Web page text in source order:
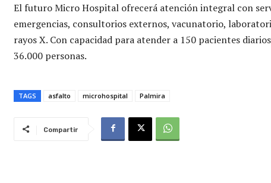
El futuro Micro Hospital ofrecerá atención integral con
emergencias, consultorios externos, vacunatorio,
rayos X. Con capacidad para atender a 150 pacientes
36.000 personas.
TAGS asfalto microhospital Palmira
Compartir